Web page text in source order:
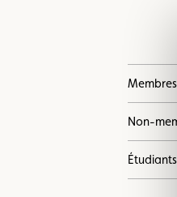
Membres
Non-